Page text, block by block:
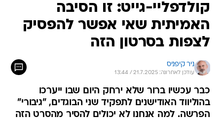
קולדפליי-גייט: זו הסיבה
האמיתית שאי אפשר להפסיק
לצפות בסרטון הזה
ניר קיפניס
עודכן לאחרונה: 21.7.2025 / 13:44
כבר עכשיו ברור שלא ירחק היום שבו ייערכו
בהוליווד האודישנים לתפקיד שני הבוגדים, "גיבורי"
הפרשה. למה אנחנו לא יכולים להסיר מהסרט הזה